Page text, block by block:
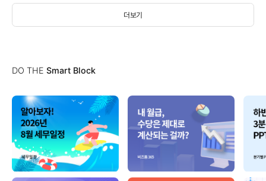
더보기
DO THE Smart Block